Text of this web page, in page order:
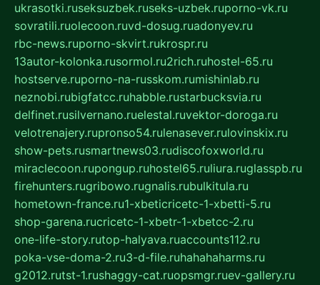
ukrasotki.ruseksuzbek.ruseks-uzbek.ruporno-vk.ru
sovratili.ruolecoon.ruvd-dosug.ruadonyev.ru
rbc-news.ruporno-skvirt.rukrospr.ru
13autor-kolonka.rusormol.ru2rich.ruhostel-65.ru
hostserve.ruporno-na-russkom.rumishinlab.ru
neznobi.rubigfatcc.ruhabble.rustarbucksvia.ru
delfinet.rusilvernano.ruelestal.ruvektor-doroga.ru
velotrenajery.rupronso54.rulenasever.rulovinskix.ru
show-pets.rusmartnews03.rudiscofoxworld.ru
miraclecoon.rupongup.ruhostel65.ruliura.ruglasspb.ru
firehunters.rugribowo.rugnalis.rubulkitula.ru
hometown-france.ru1-xbeticricetc-1-xbetti-5.ru
shop-garena.rucricetc-1-xbetr-1-xbetcc-2.ru
one-life-story.rutop-halyava.ruaccounts112.ru
poka-vse-doma-2.ru3-d-file.ruhahahaharms.ru
g2012.rutst-1.rushaggy-cat.ruopsmgr.ruev-gallery.ru